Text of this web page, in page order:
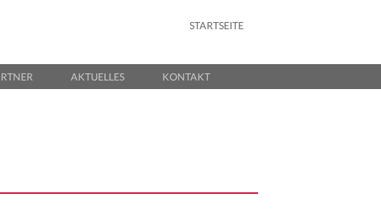
Primärmenü
Zum Inhalt
STARTSEITE
AKTUELLES KONTAKT